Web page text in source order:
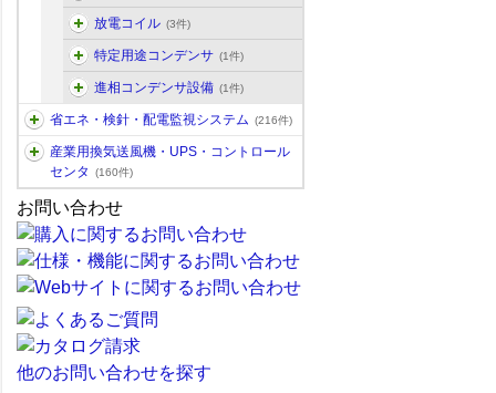
放電コイル (3件)
特定用途コンデンサ (1件)
進相コンデンサ設備 (1件)
省エネ・検針・配電監視システム (216件)
産業用換気送風機・UPS・コントロール
センタ
(160件)
お問い合わせ
他のお問い合わせを探す